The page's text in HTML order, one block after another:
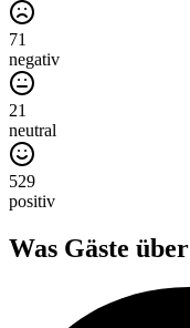
71
negativ
21
neutral
529
positiv
Was Gäste über